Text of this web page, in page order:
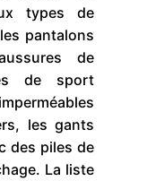
types de
pantalons
de
de sport
les gants
des piles de
La liste